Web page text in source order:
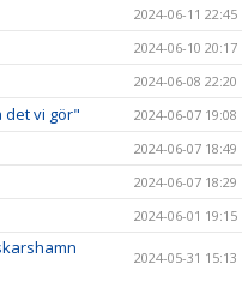
2024-06-11 22:45
2024-06-10 20:17
2024-06-08 22:20
det vi gör" 2024-06-07 19:08
2024-06-07 18:49
2024-06-07 18:29
2024-06-01 19:15
2024-05-31 15:13